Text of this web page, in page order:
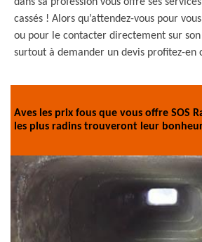
cassés ! Alors qu’attendez-vous pour
ou pour le contacter directement sur
surtout à demander un devis profitez-en
Aves les prix fous que vous offre SOS
les plus radins trouveront leur